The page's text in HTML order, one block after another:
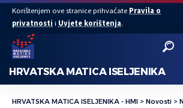
Korištenjem ove stranice prihvaćate Pravila o
privatnosti i Uvjete korištenja.
HRVATSKA MATICA ISELJENIKA
HRVATSKA MATICA ISELJENIKA - HMI > Novosti >